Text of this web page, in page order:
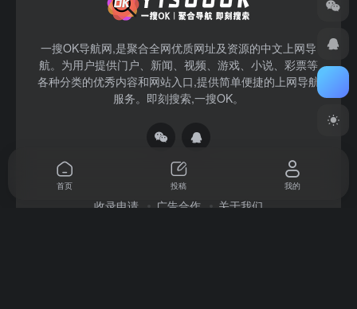
一搜OK导航网,是聚合全网优质网址及资源的中文上网导
航。为用户提供门户、新闻、视频、游戏、小说、彩票等
各种分类的优秀内容和网站入口,提供简单便捷的上网导航
服务。即刻搜索,一搜OK。
收录申请 广告合作 关于我们
首页 投稿 我的